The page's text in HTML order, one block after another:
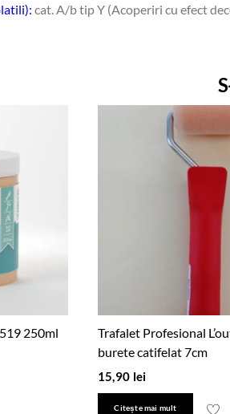
cat. A/b tip Y (Acoperiri cu efect
250ml
Trafalet Profesional
burete catifelat 7cm
15,90 lei
Citește mai mult